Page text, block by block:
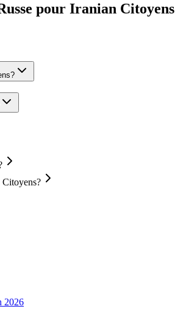
pour Iranian Citoyens
2026